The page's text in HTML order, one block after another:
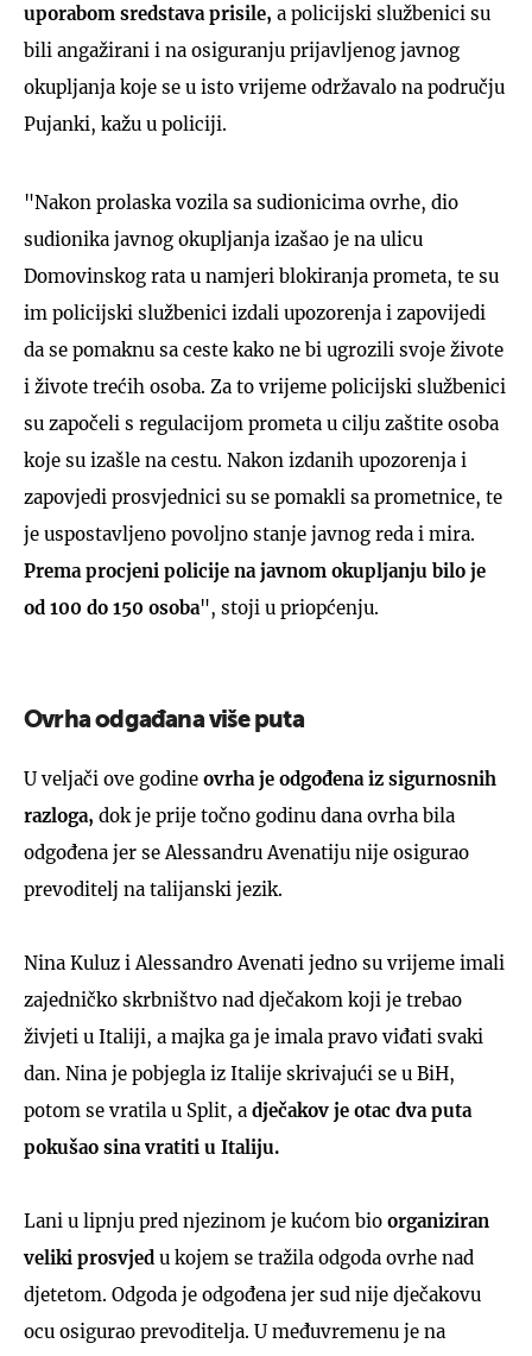
uporabom sredstava prisile, a policijski službenici su
bili angažirani i na osiguranju prijavljenog javnog
okupljanja koje se u isto vrijeme održavalo na području
Pujanki, kažu u policiji.
"Nakon prolaska vozila sa sudionicima ovrhe, dio
sudionika javnog okupljanja izašao je na ulicu
Domovinskog rata u namjeri blokiranja prometa, te su
im policijski službenici izdali upozorenja i zapovijedi
da se pomaknu sa ceste kako ne bi ugrozili svoje živote
i živote trećih osoba. Za to vrijeme policijski službenici
su započeli s regulacijom prometa u cilju zaštite osoba
koje su izašle na cestu. Nakon izdanih upozorenja i
zapovjedi prosvjednici su se pomakli sa prometnice, te
je uspostavljeno povoljno stanje javnog reda i mira.
Prema procjeni policije na javnom okupljanju bilo je
od 100 do 150 osoba", stoji u priopćenju.
Ovrha odgađana više puta
U veljači ove godine ovrha je odgođena iz sigurnosnih
razloga, dok je prije točno godinu dana ovrha bila
odgođena jer se Alessandru Avenatiju nije osigurao
prevoditelj na talijanski jezik.
Nina Kuluz i Alessandro Avenati jedno su vrijeme imali
zajedničko skrbništvo nad dječakom koji je trebao
živjeti u Italiji, a majka ga je imala pravo viđati svaki
dan. Nina je pobjegla iz Italije skrivajući se u BiH,
potom se vratila u Split, a dječakov je otac dva puta
pokušao sina vratiti u Italiju.
Lani u lipnju pred njezinom je kućom bio organiziran
veliki prosvjed u kojem se tražila odgoda ovrhe nad
djetetom. Odgoda je odgođena jer sud nije dječakovu
ocu osigurao prevoditelja. U međuvremenu je na